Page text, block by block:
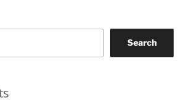
Search